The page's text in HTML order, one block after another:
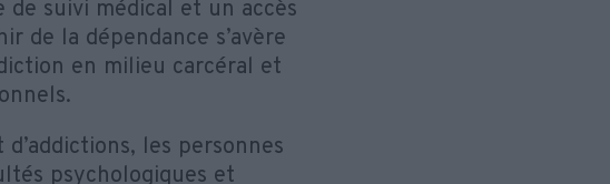
suivi médical et un accès
de la dépendance s’avère
en milieu carcéral et
les personnes
psychologiques et